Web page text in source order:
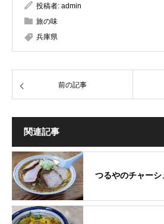
投稿者: admin
旅の味
兵庫県
前の記事
関連記事
つるやのチャーシ